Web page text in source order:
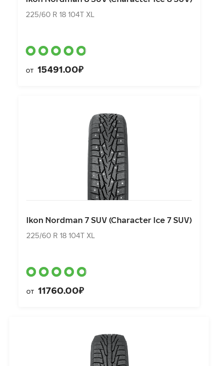
225/60 R 18 104T XL
от 15491.00₽
Ikon Nordman 7 SUV (Character Ice 7 SUV)
225/60 R 18 104T XL
от 11760.00₽
от
Ikon Nordman 7 SUV (Character Ice 7 SUV)
225/60 R 18 104T XL
от11760.00₽